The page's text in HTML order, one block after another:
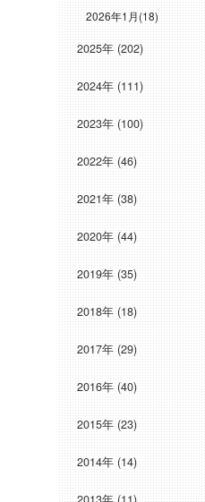
2026年1月(18)
2025年 (202)
2024年 (111)
2023年 (100)
2022年 (46)
2021年 (38)
2020年 (44)
2019年 (35)
2018年 (18)
2017年 (29)
2016年 (40)
2015年 (23)
2014年 (14)